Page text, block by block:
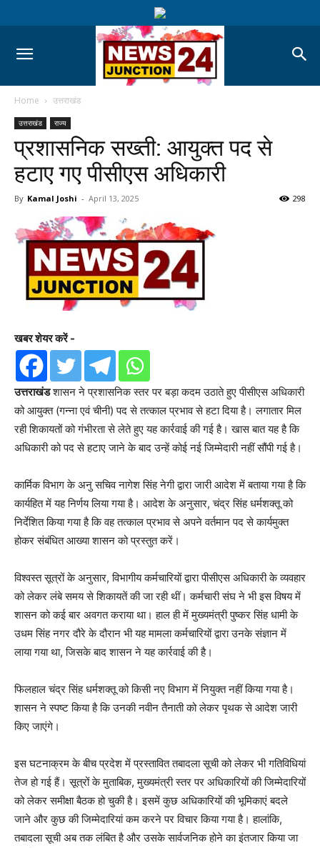
Home उत्तराखंड
उत्तराखंड राज्य
प्रशासनिक सख्ती: आयुक्त पद से
हटाए गए पीसीएस अधिकारी
By Kamal Joshi - April 13, 2025 298
खबर शेयर करें -
उत्तराखंडशासन ने प्रशासनिक स्तर पर बड़ा कदम उठाते हुए पीसीएस अधिकारी
को आयुक्त (गन्ना एवं चीनी) पद से तत्काल प्रभाव से हटा दिया है। लगातार मिल
रही शिकायतों को गंभीरता से लेते हुए यह कार्रवाई की गई है। खास बात यह है कि
अधिकारी को पद से हटाए जाने के बाद उन्हें कोई नई जिम्मेदारी नहीं सौंपी गई है।
कार्मिक विभाग के अनु सचिव नागेश सिंह नेगी द्वारा जारी आदेश में बताया गया है कि
कार्यहित में यह निर्णय लिया गया है। आदेश के अनुसार, चंद्र सिंह धर्मशक्तू को
निर्देशित किया गया है कि वह तत्काल प्रभाव से अपने वर्तमान पद से कार्यमुक्त
होकर संबंधित आख्या शासन को प्रस्तुत करें।
विश्वस्त सूत्रों के अनुसार, विभागीय कर्मचारियों द्वारा पीसीएस अधिकारी के व्यवहार
को लेकर लंबे समय से शिकायतें की जा रही थीं। कर्मचारी संघ ने भी इस विषय में
शासन को कई बार अवगत कराया था। हाल ही में मुख्यमंत्री पुष्कर सिंह धामी के
उधम सिंह नगर दौरे के दौरान भी यह मामला कर्मचारियों द्वारा उनके संज्ञान में
लाया गया था, जिसके बाद शासन ने यह कार्रवाई की है।
फिलहाल चंद्र सिंह धर्मशक्तू को किसी नए विभाग में नियुक्त नहीं किया गया है।
शासन ने स्पष्ट किया है कि उनकी नवीन तैनाती को लेकर पृथक से आदेश जारी
किए जाएंगे।
इस घटनाक्रम के बीच प्रदेश में प्रस्तावित तबादला सूची को लेकर भी गतिविधियां
तेज हो गई हैं। सूत्रों के मुताबिक, मुख्यमंत्री स्तर पर अधिकारियों की जिम्मेदारियों
को लेकर समीक्षा बैठक हो चुकी है। इसमें कुछ अधिकारियों की भूमिकाएं बदले
जाने और कुछ की जिम्मेदारियां कम करने पर विचार किया गया है। हालांकि,
तबादला सूची अब तक लंबित है और उसके सार्वजनिक होने का इंतजार किया जा